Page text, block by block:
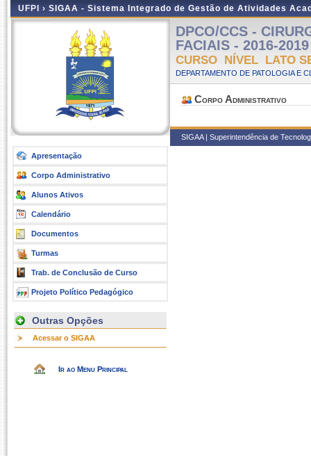
UFPI › SIGAA - Sistema Integrado de Gestão de Atividades
Apresentação
Corpo Administrativo
Alunos Ativos
Calendário
Documentos
Turmas
Trab. de Conclusão de Curso
Projeto Político Pedagógico
Outras Opções
Acessar o SIGAA
Ir ao Menu Principal
DPCO/CCS -
FACIAIS - 2016-
CURSO NÍVEL LATO
DEPARTAMENTO DE PATOLOGIA E
Corpo Administrativo
SIGAA | Superintendência de